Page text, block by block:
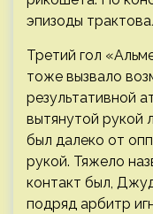
эпизоды
Третий гол
тоже вызвало
результативной
вытянутой рукой
был далеко от
рукой. Тяжело
контакт был,
подряд арбитр